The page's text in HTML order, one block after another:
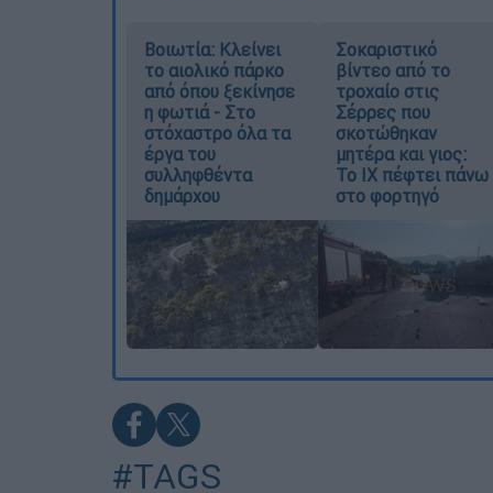
Βοιωτία: Κλείνει
το αιολικό πάρκο
από όπου ξεκίνησε
η φωτιά - Στο
στόχαστρο όλα τα
έργα του
συλληφθέντα
δημάρχου
Σοκαριστικό
βίντεο από το
τροχαίο στις
Σέρρες που
σκοτώθηκαν
μητέρα και γιος:
Το ΙΧ πέφτει πάνω
στο φορτηγό
#TAGS